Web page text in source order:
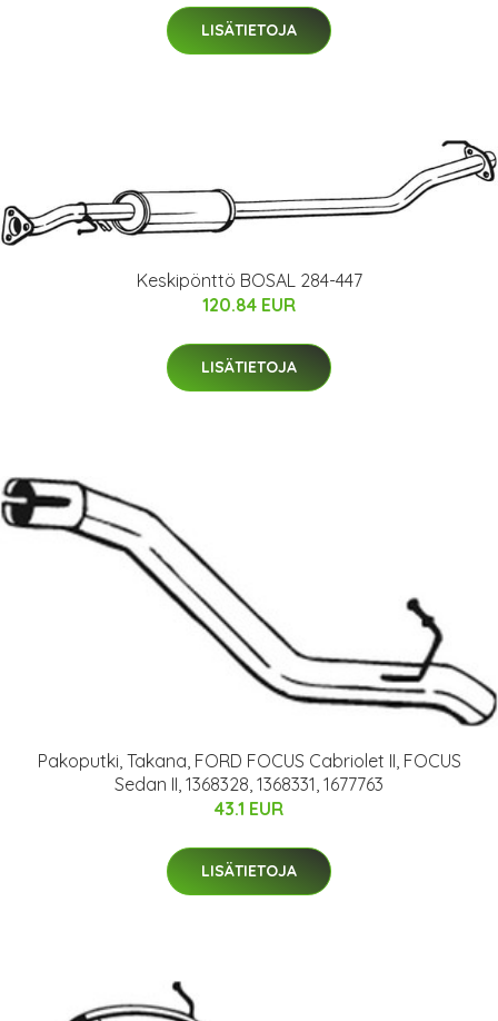
LISÄTIETOJA
Keskipönttö BOSAL 284-447
120.84 EUR
LISÄTIETOJA
Pakoputki, Takana, FORD FOCUS Cabriolet II, FOCUS
Sedan II, 1368328, 1368331, 1677763
43.1 EUR
LISÄTIETOJA